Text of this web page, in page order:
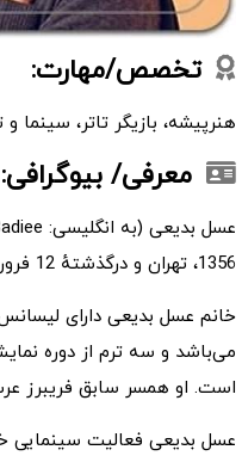
تخصص/مهارت:
هنرپیشه، بازیگر تاتر، سینما و
معرفی/ بیوگرافی:
1356، تهران و درگذشتهٔ 12 فروردین 1392، تهران) بود.
خانم عسل بدیعی دارای لیسانس
می‌باشد و سه ترم از دوره
است. او همسر سابق فریبرز
عسل بدیعی فعالیت سینمایی